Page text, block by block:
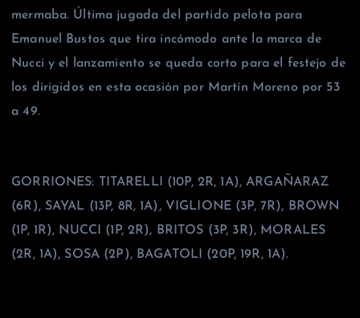
mermaba. Última jugada del partido pelota para
Emanuel Bustos que tira incómodo ante la marca de
Nucci y el lanzamiento se queda corto para el festejo de
los dirigidos en esta ocasión por Martín Moreno por 53
a 49.
GORRIONES: TITARELLI (10P, 2R, 1A), ARGAÑARAZ
(6R), SAYAL (13P, 8R, 1A), VIGLIONE (3P, 7R), BROWN
(1P, 1R), NUCCI (1P, 2R), BRITOS (3P, 3R), MORALES
(2R, 1A), SOSA (2P), BAGATOLI (20P, 19R, 1A).